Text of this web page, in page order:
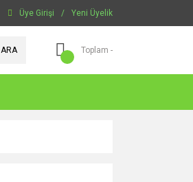
Üye Girişi / Yeni Üyelik
ARA Toplam -